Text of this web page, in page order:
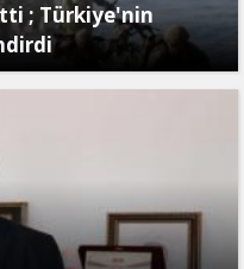
; Türkiye'nin